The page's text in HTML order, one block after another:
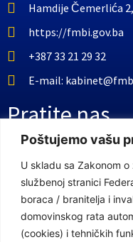
Poštujemo vašu
U skladu sa Zakonom
službenoj stranici
boraca / branitelja i
domovinskog rata
(cookies) i tehničkih
Hamdije Čemerlića
https://fmbi.gov.ba
+387 33 21 29 32
E-mail:
Pratite nas
Facebook Stranica
Youtube Kanal
Linkovi